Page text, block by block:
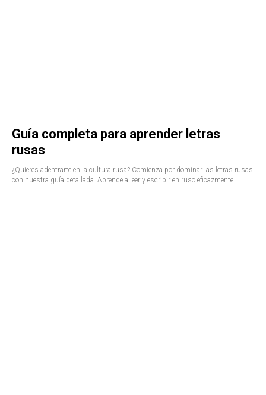
Guía completa para aprender letras
rusas
¿Quieres adentrarte en la cultura rusa? Comienza por dominar las letras rusas
con nuestra guía detallada. Aprende a leer y escribir en ruso eficazmente.